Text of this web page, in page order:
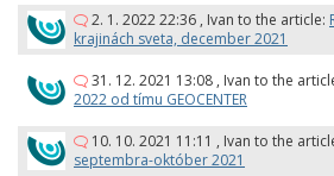
2. 1. 2022 22:36 , Ivan to the article:
krajinách sveta, december 2021
31. 12. 2021 13:08 , Ivan to the
2022 od tímu GEOCENTER
10. 10. 2021 11:11 , Ivan to the
septembra-október 2021